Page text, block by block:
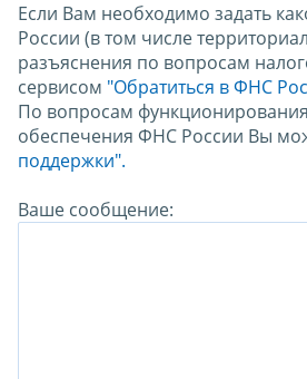
Если Вам необходимо задать
России (в том числе
разъяснения по вопросам
сервисом "Обратиться в ФНС
По вопросам
обеспечения ФНС России Вы
поддержки".
Ваше сообщение: